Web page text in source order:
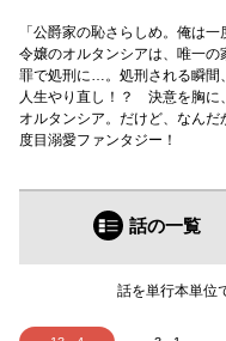
「公爵家の恥さらしめ。俺は
令嬢のオルタンシアは、唯一
罪で処刑に…。処刑される瞬
人生やり直し！？ 決意を胸に
オルタンシア。だけど、なん
度目溺愛ファンタジー！
話の一覧
話を単行本単位